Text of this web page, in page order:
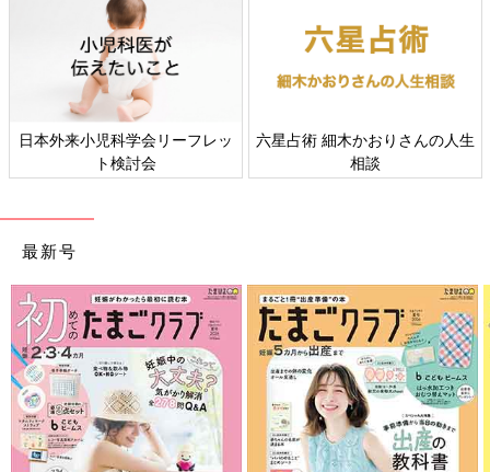
初めてママ&パパのための365日の離乳食カレンダー (ベネッセ・
ムック たまひよブックス)
本外来小児科学会リーフレッ
ト検討会
六星占術 細木かおりさんの人生
相談
最新号